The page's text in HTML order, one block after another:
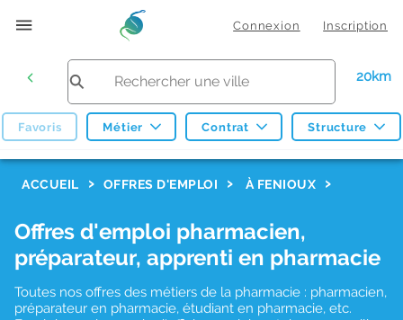
Connexion Inscription
20km
Favoris Métier Contrat Structure
ACCUEIL OFFRES D'EMPLOI À FENIOUX
Offres d'emploi pharmacien,
préparateur, apprenti en pharmacie
Toutes nos offres des métiers de la pharmacie : pharmacien,
préparateur en pharmacie, étudiant en pharmacie, etc.